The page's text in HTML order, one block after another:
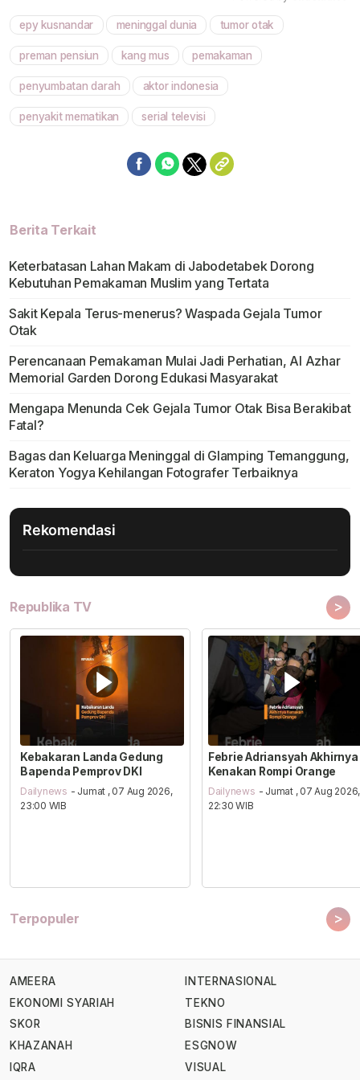
epy kusnandar meninggal dunia tumor otak
preman pensiun kang mus pemakaman
penyumbatan darah aktor indonesia
penyakit mematikan serial televisi
Berita Terkait
Keterbatasan Lahan Makam di Jabodetabek Dorong
Kebutuhan Pemakaman Muslim yang Tertata
Sakit Kepala Terus-menerus? Waspada Gejala Tumor
Otak
Perencanaan Pemakaman Mulai Jadi Perhatian, Al Azhar
Memorial Garden Dorong Edukasi Masyarakat
Mengapa Menunda Cek Gejala Tumor Otak Bisa Berakibat
Fatal?
Bagas dan Keluarga Meninggal di Glamping Temanggung,
Keraton Yogya Kehilangan Fotografer Terbaiknya
Rekomendasi
Republika TV >
Kebakaran Landa Gedung
Bapenda Pemprov DKI
Dailynews - Jumat , 07 Aug 2026,
23:00 WIB
Febrie Adriansyah Akhirnya
Kenakan Rompi Orange
Dailynews - Jumat , 07 Aug 2026,
22:30 WIB
Terpopuler >
AMEERA
EKONOMI SYARIAH
SKOR
KHAZANAH
IQRA
INTERNASIONAL
TEKNO
BISNIS FINANSIAL
ESGNOW
VISUAL